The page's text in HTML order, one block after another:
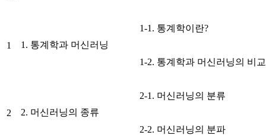
1 1. 통계학과 머신러닝
1-1. 통계학이란?
1-2. 통계학과 머신러닝의 비교
2 2. 머신러닝의 종류
2-1. 머신러닝의 분류
2-2. 머신러닝의 분파